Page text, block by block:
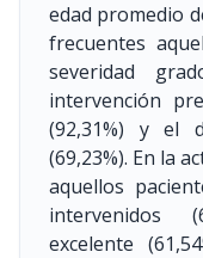
edad promedio
frecuentes
severidad
intervención
(92,31%) y el
(69,23%). En la
aquellos
intervenidos
excelente